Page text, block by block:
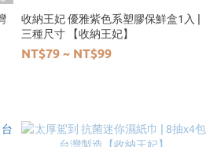
收納王妃 優雅紫色系塑膠保鮮盒1入 |
三種尺寸 【收納王妃】
NT$79 ~ NT$99